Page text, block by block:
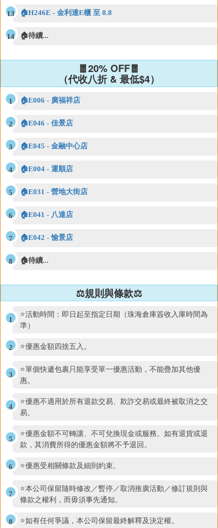
🏠H246E - 金利達E櫃 至 8.8
🏠待續...
🧧20% OFF🧧
（代收八折 & 最低$4）
🏠E006 - 廣福祥店
🏠E046 - 佳景店
🏠E045 - 金融中心店
🏠E004 - 運順店
🏠E031 - 營地大街店
🏠E041 - 八達店
🏠E042 - 愉景店
🏠待續...
⚖️規則與條款⚖️
⭐活動時間：即日起至指定日期（珠海倉庫簽收入庫時間為
準）
⭐優惠金額四捨五入。
⭐單個快遞包裹只能享受單一優惠活動，不能疊加其他優
惠。
⭐優惠不適用於所有退款交易、欺詐交易或最終被取消之交
易。
⭐優惠金額不可轉讓、不可兌換現金或服務。如有退貨或退
款，其消費所得的優惠金額將不予退回。
⭐優惠受相關條款及細則約束。
⭐本公司保留隨時修改／暫停／取消推廣活動／修訂規則與
條款之權利，而毋須事先通知。
⭐如有任何爭議，本公司保留最終解釋及決定權。